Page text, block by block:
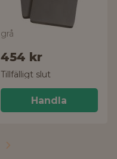
grå
454 kr
Tillfälligt slut
Handla